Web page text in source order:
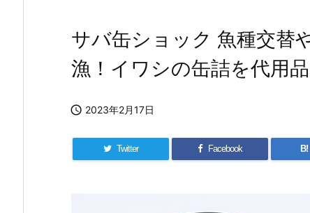
サバ缶ショック 魚種交替
漁！イワシの缶詰を代用
 2023年2月17日
Twitter Facebook B!